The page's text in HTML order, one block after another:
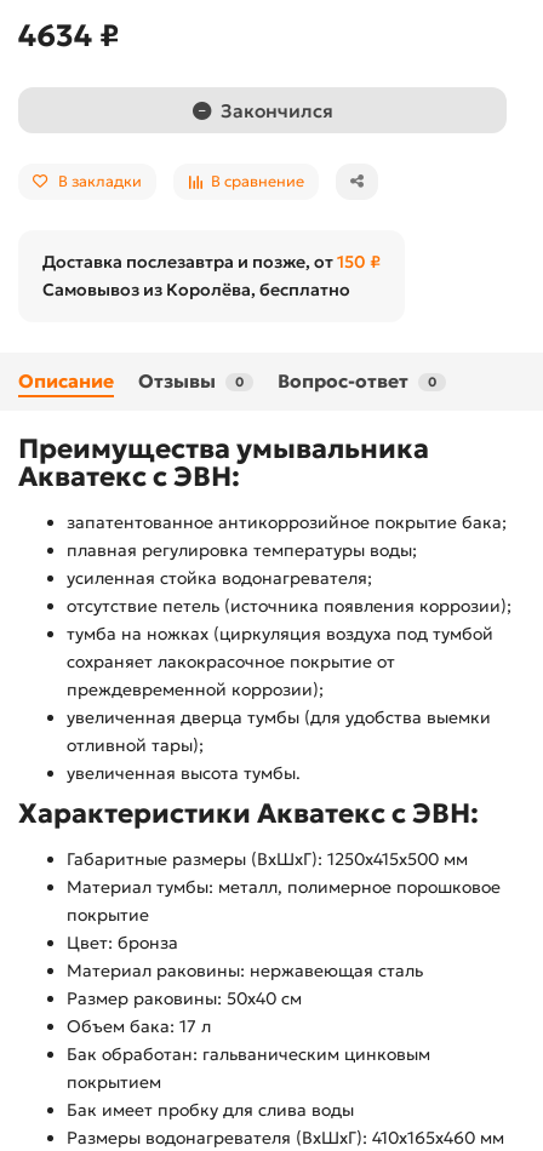
4634 ₽
Закончился
В закладки В сравнение
Доставка послезавтра и позже, от150 ₽
Самовывоз из Королёва, бесплатно
Описание Отзывы 0 Вопрос-ответ 0
Преимущества умывальника
Акватекс с ЭВН:
запатентованное антикоррозийное покрытие бака;
плавная регулировка температуры воды;
усиленная стойка водонагревателя;
отсутствие петель (источника появления коррозии);
тумба на ножках (циркуляция воздуха под тумбой
сохраняет лакокрасочное покрытие от
преждевременной коррозии);
увеличенная дверца тумбы (для удобства выемки
отливной тары);
увеличенная высота тумбы.
Характеристики Акватекс с ЭВН:
Габаритные размеры (ВхШхГ): 1250х415х500 мм
Материал тумбы: металл, полимерное порошковое
покрытие
Цвет: бронза
Материал раковины: нержавеющая сталь
Размер раковины: 50х40 см
Объем бака: 17 л
Бак обработан: гальваническим цинковым
покрытием
Бак имеет пробку для слива воды
Размеры водонагревателя (ВхШхГ): 410х165х460 мм